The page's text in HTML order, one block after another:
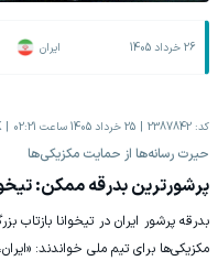
26 خرداد 1405 ایران
کد: 2387842 25 خرداد 1405 ساعت 02:21
حیرت رسانه‌ها از حمایت مکزیکی‌ها
پرشورترین بدرقه ممکن:
بدرقه پرشور ایران در تیخوانا
مکزیکی‌ها برای تیم ملی خواندند: